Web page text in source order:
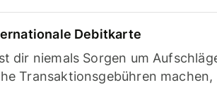
Debitkarte
dir niemals Sorgen um
Transaktionsgebühren